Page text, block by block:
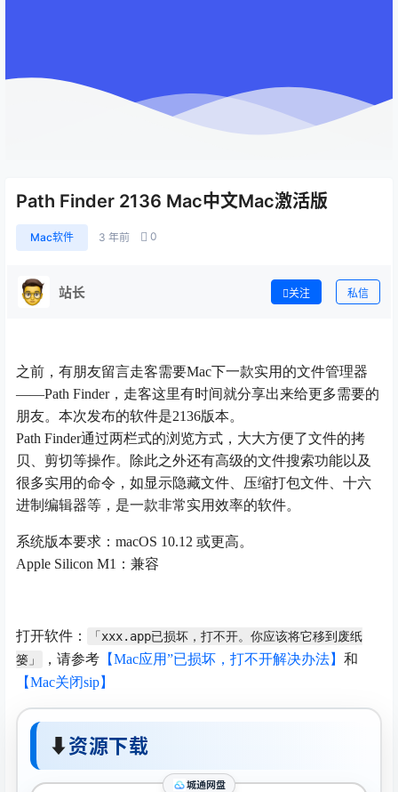
Path Finder 2136 Mac中文Mac激活版
Mac软件 3 年前 0
站长 关注 私信
之前，有朋友留言走客需要Mac下一款实用的文件管理器
——Path Finder，走客这里有时间就分享出来给更多需要的
朋友。本次发布的软件是2136版本。
Path Finder通过两栏式的浏览方式，大大方便了文件的拷
贝、剪切等操作。除此之外还有高级的文件搜索功能以及
很多实用的命令，如显示隐藏文件、压缩打包文件、十六
进制编辑器等，是一款非常实用效率的软件。
系统版本要求：macOS 10.12 或更高。
Apple Silicon M1：兼容
打开软件：
「xxx.app已损坏，打不开。你应该将它移到废纸
篓」
，请参考 【Mac应用”已损坏，打不开解决办法】 和
【Mac关闭sip】
⬇资源下载
城通网盘